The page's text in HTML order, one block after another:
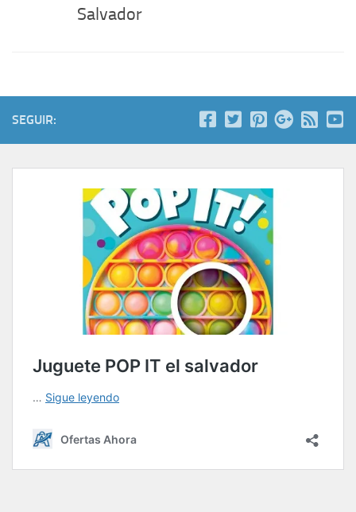
Salvador
SEGUIR: